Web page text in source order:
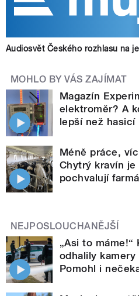
Audiosvět Českého rozhlasu na
MOHLO BY VÁS ZAJÍMAT
Magazín
elektroměr? A
lepší než hasicí
Méně práce,
Chytrý kravín
pochvalují
NEJPOSLOUCHANĚJŠÍ
„Asi to máme!“
odhalily
Pomohl i